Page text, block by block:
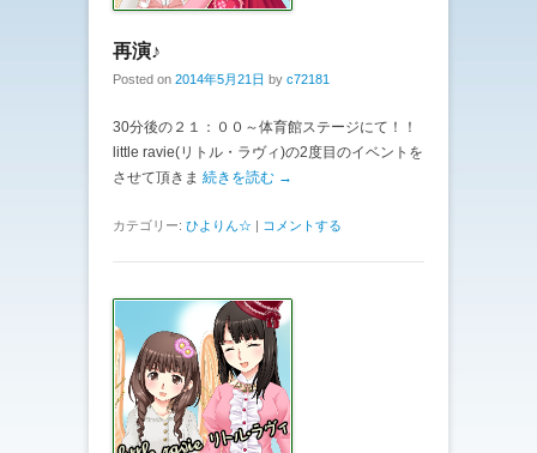
再演♪
Posted on 2014年5月21日 by c72181
30分後の２１：００～体育館ステージにて！！
little ravie(リトル・ラヴィ)の2度目のイベントを
させて頂きま 続きを読む →
カテゴリー: ひよりん☆ | コメントする